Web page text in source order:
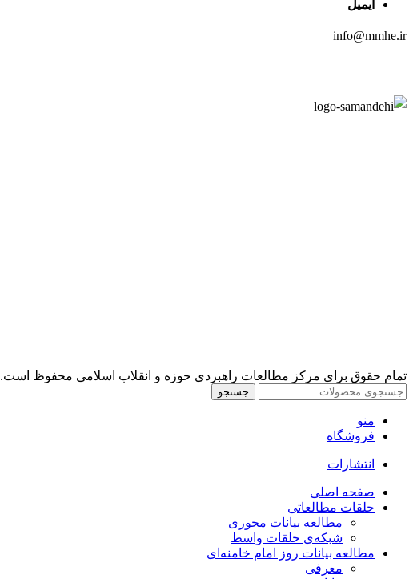
ایمیل
info@mmhe.ir
تمام حقوق برای مرکز مطالعات راهبردی حوزه و انقلاب اسلامی محفوظ است.
جستجو
منو
فروشگاه
انتشارات
صفحه اصلی
حلقات مطالعاتی
مطالعه بیانات محوری
شبکه‌ی حلقات واسط
مطالعه بیانات روز امام خامنه‌ای
معرفی